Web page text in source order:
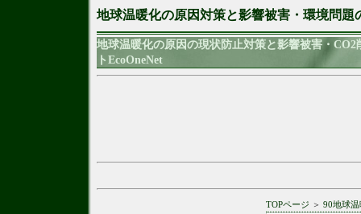
地球温暖化の原因対策と影響被害・環境問題
地球温暖化の原因の現状防止対策と影響被害・
トEcoOneNet
TOPページ ＞ 90地球